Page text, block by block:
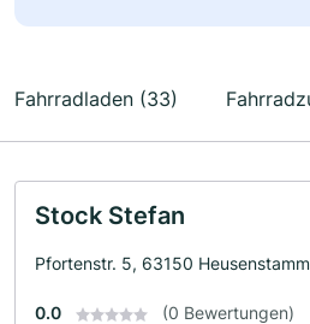
Fahrradladen (33)
Stock Stefan
Pfortenstr. 5, 63150 Heusenstamm
0.0 (0 Bewertungen)